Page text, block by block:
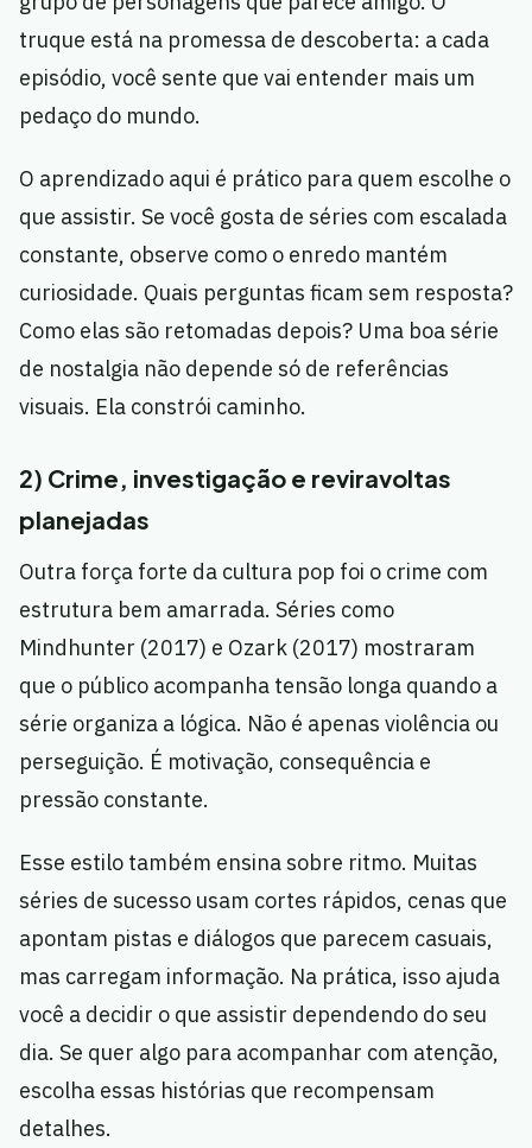
truque está na promessa de descoberta: a cada
episódio, você sente que vai entender mais um
pedaço do mundo.
O aprendizado aqui é prático para quem escolhe o
que assistir. Se você gosta de séries com escalada
constante, observe como o enredo mantém
curiosidade. Quais perguntas ficam sem resposta?
Como elas são retomadas depois? Uma boa série
de nostalgia não depende só de referências
visuais. Ela constrói caminho.
2) Crime, investigação e reviravoltas
planejadas
Outra força forte da cultura pop foi o crime com
estrutura bem amarrada. Séries como
Mindhunter (2017) e Ozark (2017) mostraram
que o público acompanha tensão longa quando a
série organiza a lógica. Não é apenas violência ou
perseguição. É motivação, consequência e
pressão constante.
Esse estilo também ensina sobre ritmo. Muitas
séries de sucesso usam cortes rápidos, cenas que
apontam pistas e diálogos que parecem casuais,
mas carregam informação. Na prática, isso ajuda
você a decidir o que assistir dependendo do seu
dia. Se quer algo para acompanhar com atenção,
escolha essas histórias que recompensam
detalhes.